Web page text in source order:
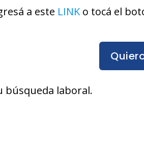
a este LINKo tocá el
búsqueda laboral.